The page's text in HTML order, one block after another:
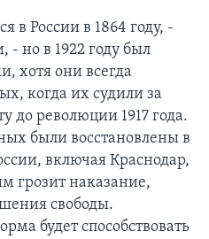
в России в 1864 году, -
- но в 1922 году был
хотя они всегда
когда их судили за
до революции 1917 года.
были восстановлены в
включая Краснодар,
грозит наказание,
свободы.
будет способствовать